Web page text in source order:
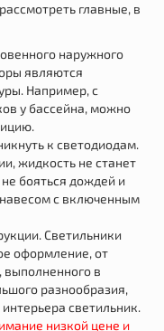
главные, в
наружного
являются
Например, с
у бассейна, можно
к светодиодам.
жидкость не станет
бояться дождей и
с включенным
Светильники
оформление, от
выполненного в
разнообразия,
светильник.
низкой цене и